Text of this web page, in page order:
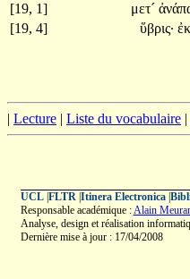
[19, 1]
μετ´
[19, 4]
ὕβρις·
| Lecture | Liste du vocabulaire |
UCL| FLTR| Itinera Electronica|
Responsable académique :Alain
Analyse, design et réalisation
Dernière mise à jour : 17/04/2008